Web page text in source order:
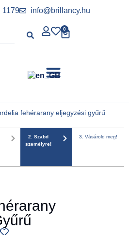
1179 info@brillancy.hu
0
fehérarany eljegyzési gyűrű
2. Szabd
személyre!
3. Vásárold meg!